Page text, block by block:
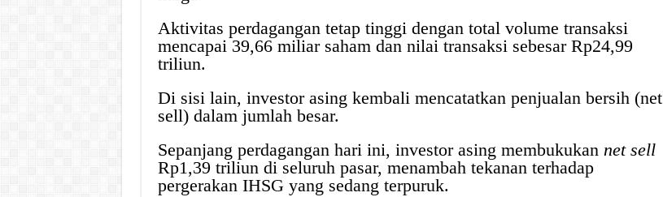
Aktivitas perdagangan tetap tinggi dengan total volume transaksi
mencapai 39,66 miliar saham dan nilai transaksi sebesar Rp24,99
triliun.
Di sisi lain, investor asing kembali mencatatkan penjualan bersih (net
sell) dalam jumlah besar.
Sepanjang perdagangan hari ini, investor asing membukukan net sell
Rp1,39 triliun di seluruh pasar, menambah tekanan terhadap
pergerakan IHSG yang sedang terpuruk.